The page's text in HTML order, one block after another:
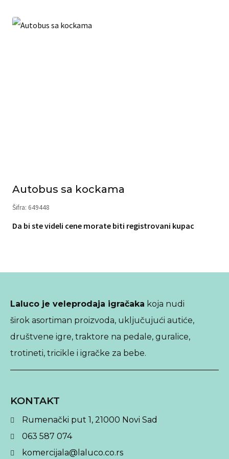
Autobus sa kockama
Šifra: 649448
Da bi ste videli cene morate biti registrovani kupac
Laluco je veleprodaja igračaka koja nudi
širok asortiman proizvoda, uključujući autiće,
društvene igre, traktore na pedale, guralice,
trotineti, tricikle i igračke za bebe.
KONTAKT
Rumenački put 1, 21000 Novi Sad
063 587 074
komercijala@laluco.co.rs